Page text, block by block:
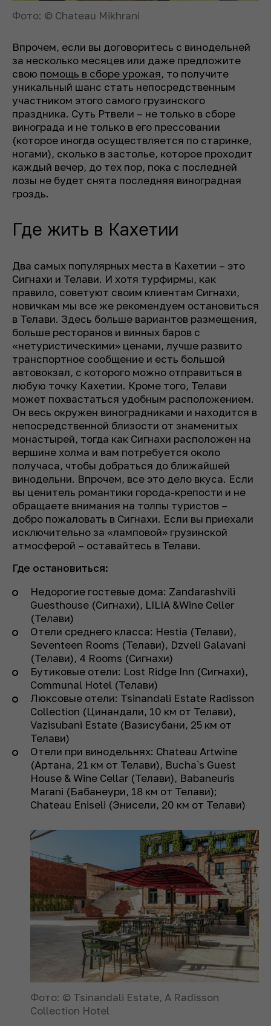
Фото: © Chateau Mikhrani
Впрочем, если вы договоритесь с винодельней
за несколько месяцев или даже предложите
свою помощь в сборе урожая, то получите
уникальный шанс стать непосредственным
участником этого самого грузинского
праздника. Суть Ртвели – не только в сборе
винограда и не только в его прессовании
(которое иногда осуществляется по старинке,
ногами), сколько в застолье, которое проходит
каждый вечер, до тех пор, пока с последней
лозы не будет снята последняя виноградная
гроздь.
Где жить в Кахетии
Два самых популярных места в Кахетии – это
Сигнахи и Телави. И хотя турфирмы, как
правило, советуют своим клиентам Сигнахи,
новичкам мы все же рекомендуем остановиться
в Телави. Здесь больше вариантов размещения,
больше ресторанов и винных баров с
«нетуристическими» ценами, лучше развито
транспортное сообщение и есть большой
автовокзал, с которого можно отправиться в
любую точку Кахетии. Кроме того, Телави
может похвастаться удобным расположением.
Он весь окружен виноградниками и находится в
непосредственной близости от знаменитых
монастырей, тогда как Сигнахи расположен на
вершине холма и вам потребуется около
получаса, чтобы добраться до ближайшей
винодельни. Впрочем, все это дело вкуса. Если
вы ценитель романтики города-крепости и не
обращаете внимания на толпы туристов –
добро пожаловать в Сигнахи. Если вы приехали
исключительно за «ламповой» грузинской
атмосферой – оставайтесь в Телави.
Где остановиться:
Недорогие гостевые дома: Zandarashvili
Guesthouse (Сигнахи), LILIA &Wine Celler
(Телави)
Отели среднего класса: Hestia (Телави),
Seventeen Rooms (Телави), Dzveli Galavani
(Телави), 4 Rooms (Сигнахи)
Бутиковые отели: Lost Ridge Inn (Сигнахи),
Communal Hotel (Телави)
Люксовые отели: Tsinandali Estate Radisson
Collection (Цинандали, 10 км от Телави),
Vazisubani Estate (Вазисубани, 25 км от
Телави)
Отели при винодельнях: Chateau Artwine
(Артана, 21 км от Телави), Bucha`s Guest
House & Wine Cellar (Телави), Babaneuris
Marani (Бабанеури, 18 км от Телави);
Chateau Eniseli (Энисели, 20 км от Телави)
Фото: © Tsinandali Estate, A Radisson
Collection Hotel